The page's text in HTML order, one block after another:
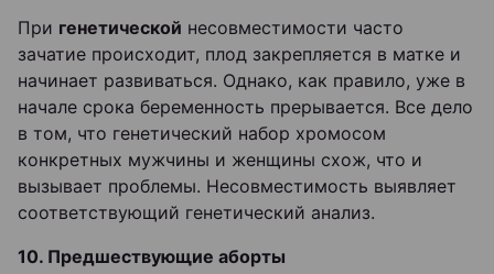
При генетической несовместимости часто
зачатие происходит, плод закрепляется в матке и
начинает развиваться. Однако, как правило, уже в
начале срока беременность прерывается. Все дело
в том, что генетический набор хромосом
конкретных мужчины и женщины схож, что и
вызывает проблемы. Несовместимость выявляет
соответствующий генетический анализ.
10. Предшествующие аборты